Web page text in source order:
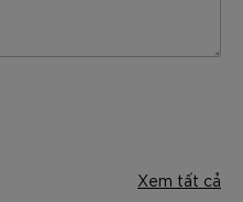
Xem tất cả